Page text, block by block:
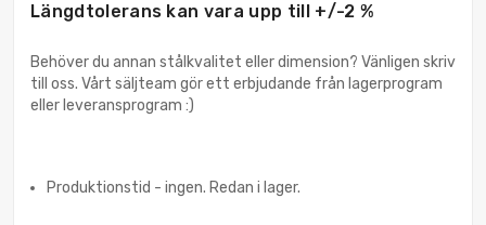
Längdtolerans kan vara upp till +/-2 %
Behöver du annan stålkvalitet eller dimension? Vänligen skriv
till oss. Vårt säljteam gör ett erbjudande från lagerprogram
eller leveransprogram :)
Produktionstid - ingen. Redan i lager.